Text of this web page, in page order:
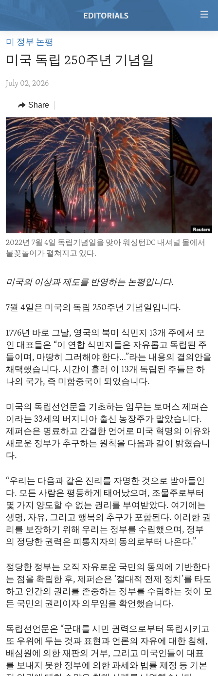
Skip
main
Skip
Navigation
Skip
to
Search
HOME
VIDEO
RADIO
REGIONS
AFRICA
AMERICAS
ASIA
EUROPE
MIDDLE EAST
TOPICS
HUMAN RIGHTS
SECURITY AND DEFENSE
AID AND DEVELOPMENT
DEMOCRACY AND GOVERNANCE
ECONOMY AND TRADE
ENVIRONMENT AND HEALTH
IDEALS AND INSTITUTIONS
ARCHIVE
ABOUT US
FOLLOW US
미 정부 논평
미국 독립 250주년 기념일
July 02, 2026
Share
2022년 7월 4일 독립기념일을 맞아 워싱턴DC 내셔널 몰에서
불꽃놀이가 펼쳐지고 있다.
미국의 이상과 제도를 반영하는 논평입니다.
7월 4일은 미국의 독립 250주년 기념일입니다.
1776년 바로 그날, 영국의 북미 식민지 13개 주에서 모
인 대표들은 “이 연합 식민지들은 자유롭고 독립된 주
들이며, 마땅히 그러해야 한다…”라는 내용의 결의안을
채택했습니다. 시간이 흘러 이 13개 독립된 주들은 하
나의 국가, 즉 미합중국이 되었습니다.
미국의 독립선언문을 기초하는 임무는 토머스 제퍼슨
이라는 33세의 버지니아 출신 농장주가 맡았습니다.
제퍼슨은 명료하고 간결한 언어로 미국 혁명의 이유와
새로운 정부가 추구하는 원칙을 다음과 같이 밝혔습니
다.
“우리는 다음과 같은 진리를 자명한 것으로 받아들인
다. 모든 사람은 평등하게 태어났으며, 조물주로부터
몇 가지 양도할 수 없는 권리를 부여받았다. 여기에는
생명, 자유, 그리고 행복의 추구가 포함된다. 이러한 권
리를 보장하기 위해 우리는 정부를 수립했으며, 정부
의 정당한 권력은 피통치자의 동의로부터 나온다.”
정당한 정부는 오직 자유로운 국민의 동의에 기반한다
는 점을 확립한 후, 제퍼슨은 ‘절대적 전제 정치’를 타도
하고 인간의 권리를 존중하는 정부를 수립하는 것이 모
든 국민의 권리이자 의무임을 확언했습니다.
독립선언문은 “군대를 시민 권력으로부터 독립시키고
또 우위에 두는 것과 표현과 언론의 자유에 대한 침해,
배심원에 의한 재판의 거부, 그리고 미국인들이 대표
를 보내지 못한 정부에 의한 과세와 법률 제정 등 기본